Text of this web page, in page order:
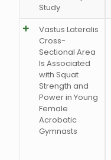
Study
Vastus Lateralis
Cross-
Sectional Area
Is Associated
with Squat
Strength and
Power in Young
Female
Acrobatic
Gymnasts